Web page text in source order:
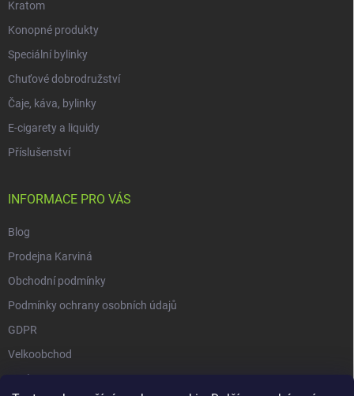
Kratom
Konopné produkty
Speciální bylinky
Chuťové dobrodružství
Čaje, káva, bylinky
E-cigarety a liquidy
Příslušenství
INFORMACE PRO VÁS
Blog
Prodejna Karviná
Obchodní podmínky
Podmínky ochrany osobních údajů
GDPR
Velkoobchod
O nás